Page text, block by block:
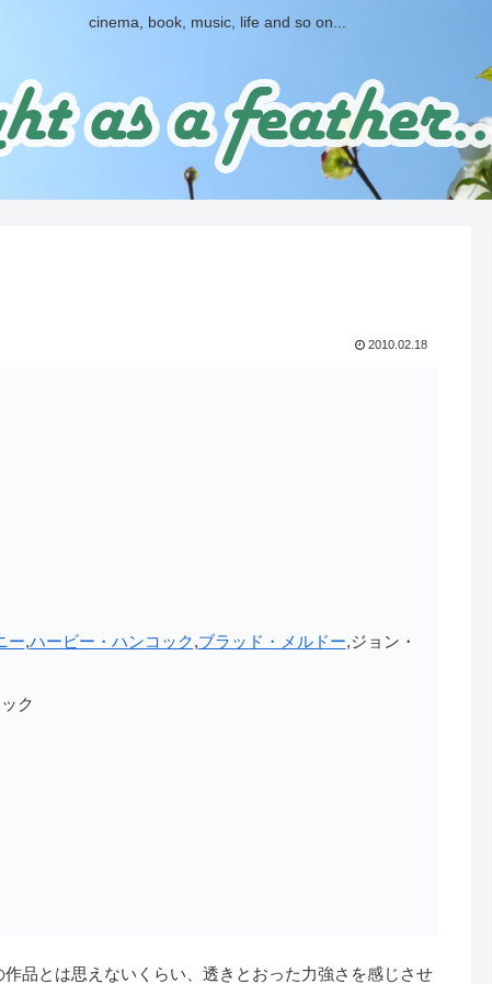
cinema, book, music, life and so on...
2010.02.18
ー,ハービー・ハンコック,ブラッド・メルドー,ジョン・
ク
品とは思えないくらい、透きとおった力強さを感じさせ